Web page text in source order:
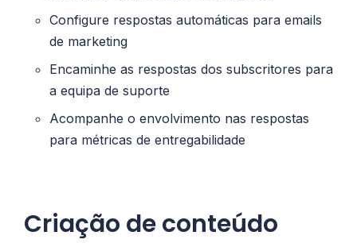
Configure respostas automáticas para emails
de marketing
Encaminhe as respostas dos subscritores para
a equipa de suporte
Acompanhe o envolvimento nas respostas
para métricas de entregabilidade
Criação de conteúdo